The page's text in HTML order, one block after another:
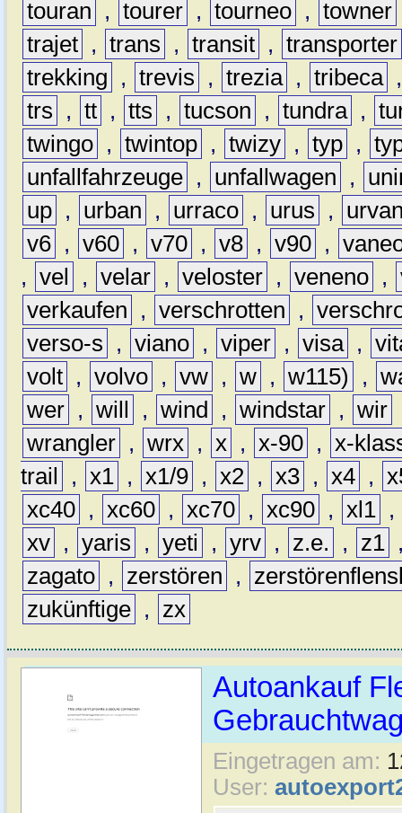
touran , tourer , tourneo , towner
trajet , trans , transit , transporter
trekking
, trevis , trezia , tribeca
trs
, tt , tts , tucson , tundra ,
twingo , twintop , twizy , typ ,
unfallfahrzeuge , unfallwagen ,
up , urban , urraco , urus ,
v6 , v60 , v70 , v8 , v90 ,
, vel , velar , veloster , veneno ,
verkaufen
, verschrotten ,
verso-s
, viano , viper , visa ,
volt , volvo , vw , w , w115) ,
wer , will , wind , windstar , wir
wrangler , wrx , x , x-90 , x-
trail
, x1 , x1/9 , x2 , x3 , x4 ,
xc40 , xc60 , xc70 , xc90 , xl1 ,
xv , yaris , yeti , yrv , z.e. , z1
zagato , zerstören ,
zukünftige , zx
Autoankauf
Eingetragen am:
User: